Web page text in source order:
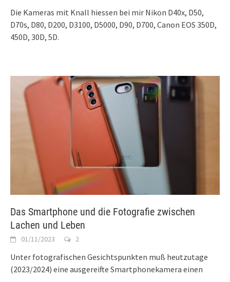
Die Kameras mit Knall hiessen bei mir Nikon D40x, D50,
D70s, D80, D200, D3100, D5000, D90, D700, Canon EOS 350D,
450D, 30D, 5D.
Das Smartphone und die Fotografie zwischen
Lachen und Leben
01/11/2023 2
Unter fotografischen Gesichtspunkten muß heutzutage
(2023/2024) eine ausgereifte Smartphonekamera einen